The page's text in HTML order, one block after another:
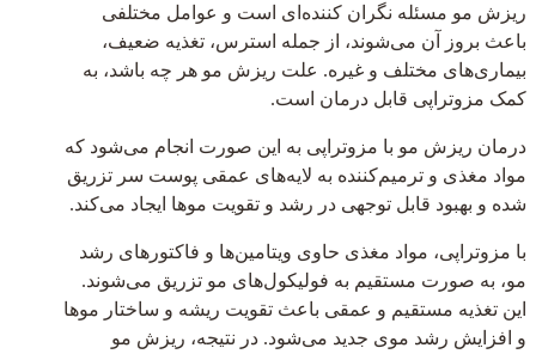
ریزش مو مسئله نگران کننده‌ای است و عوامل مختلفی
باعث بروز آن می‌شوند، از جمله استرس، تغذیه ضعیف،
بیماری‌های مختلف و غیره. علت ریزش مو هر چه باشد، به
کمک مزوتراپی قابل درمان است.
درمان ریزش مو با مزوتراپی به این صورت انجام می‌شود که
مواد مغذی و ترمیم‌کننده به لایه‌های عمقی پوست سر تزریق
شده و بهبود قابل توجهی در رشد و تقویت موها ایجاد می‌کند.
با مزوتراپی، مواد مغذی حاوی ویتامین‌ها و فاکتورهای رشد
مو، به صورت مستقیم به فولیکول‌های مو تزریق می‌شوند.
این تغذیه مستقیم و عمقی باعث تقویت ریشه‌ و ساختار موها
و افزایش رشد موی جدید می‌شود. در نتیجه، ریزش مو